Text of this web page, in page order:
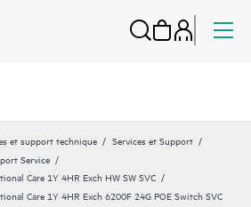
et support technique
Services et Support
Service
Care 1Y 4HR Exch HW SW SVC
Care 1Y 4HR Exch 6200F 24G POE Switch SVC